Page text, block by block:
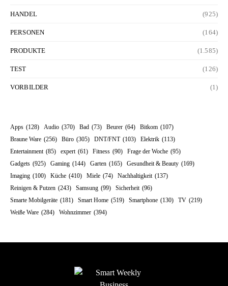
HANDEL (925)
PERSONEN (164)
PRODUKTE (1.585)
TEST (126)
VORBILDER (1)
Apps (128) Audio (370) Bad (73) Beurer (64) Bitkom (107)
Braune Ware (256) Büro (305) DNT/FNT (103) Elektrik (113)
Entertainment (85) expert (61) Fitness (90) Frage der Woche (95)
Gadgets (925) Gaming (144) Garten (165) Gesundheit & Beauty (169)
Imaging (100) Küche (410) Miele (74) Nachhaltigkeit (137)
Reinigen & Putzen (243) Samsung (99) Sicherheit (96)
Smarte Mobilgeräte (181) Smart Home (519) Smartphone (130) TV (219)
Weiße Ware (284) Wohnzimmer (394)